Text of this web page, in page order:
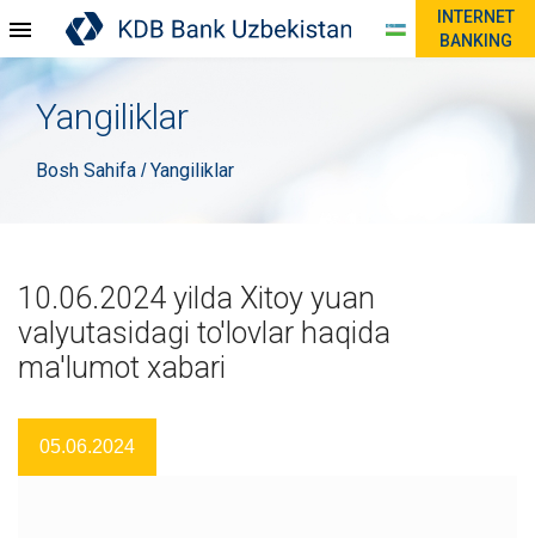
INTERNET
BANKING
Yangiliklar
Bosh Sahifa /Yangiliklar
10.06.2024 yilda Xitoy yuan
valyutasidagi to'lovlar haqida
ma'lumot xabari
05.06.2024